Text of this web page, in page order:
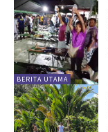
BERITA UTAMA